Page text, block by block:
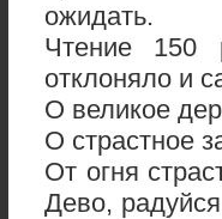
ожидать.
Чтение 150
отклоняло и
О великое
О страстное
От огня
Дево,